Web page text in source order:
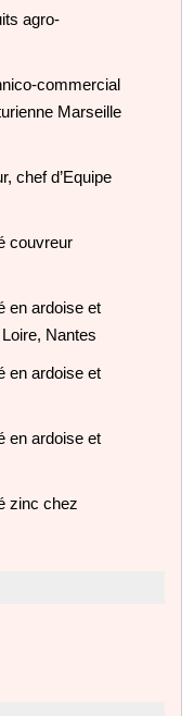
agro-
commercial
Marseille
chef d’Equipe
couvreur
en ardoise et
Nantes
en ardoise et
en ardoise et
zinc chez